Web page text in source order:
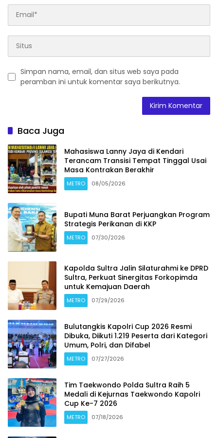
Simpan nama, email, dan situs web saya pada
peramban ini untuk komentar saya berikutnya.
Baca Juga
Mahasiswa Lanny Jaya di Kendari
Terancam Transisi Tempat Tinggal Usai
Masa Kontrakan Berakhir
METRO 08/05/2026
Bupati Muna Barat Perjuangkan Program
Strategis Perikanan di KKP
METRO 07/30/2026
Kapolda Sultra Jalin Silaturahmi ke DPRD
Sultra, Perkuat Sinergitas Forkopimda
untuk Kemajuan Daerah
METRO 07/29/2026
Bulutangkis Kapolri Cup 2026 Resmi
Dibuka, Diikuti 1.219 Peserta dari Kategori
Umum, Polri, dan Difabel
METRO 07/27/2026
Tim Taekwondo Polda Sultra Raih 5
Medali di Kejurnas Taekwondo Kapolri
Cup Ke-7 2026
METRO 07/18/2026